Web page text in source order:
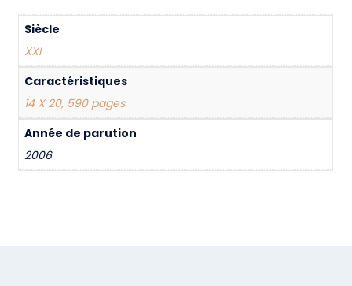
Siècle
XXI
Caractéristiques
14 X 20, 590 pages
Année de parution
2006